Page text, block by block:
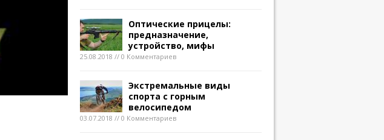
Оптические прицелы:
предназначение,
устройство, мифы
25.08.2018 // 0 Комментариев
Экстремальные виды
спорта с горным
велосипедом
03.07.2018 // 0 Комментариев